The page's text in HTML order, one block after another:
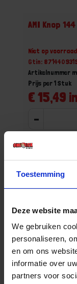
Toestemming
Deze website
We gebruiken
personaliseren,
en om ons
informatie over
partners voor
AMI Knop
Niet op
Gtin:
Artikelnummer
€ 15,49
Prijs per 1 Stuk
-